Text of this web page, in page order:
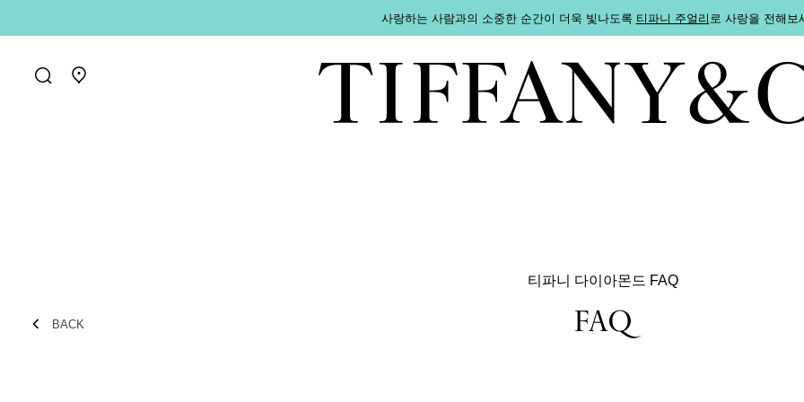
사랑하는 사람과의 소중한 순간이 더욱 빛나도록 티파니 주얼리로 사랑을 전해보
매장 찾기로 가기
BACK
티파니 다이아몬드 FAQ
FAQ